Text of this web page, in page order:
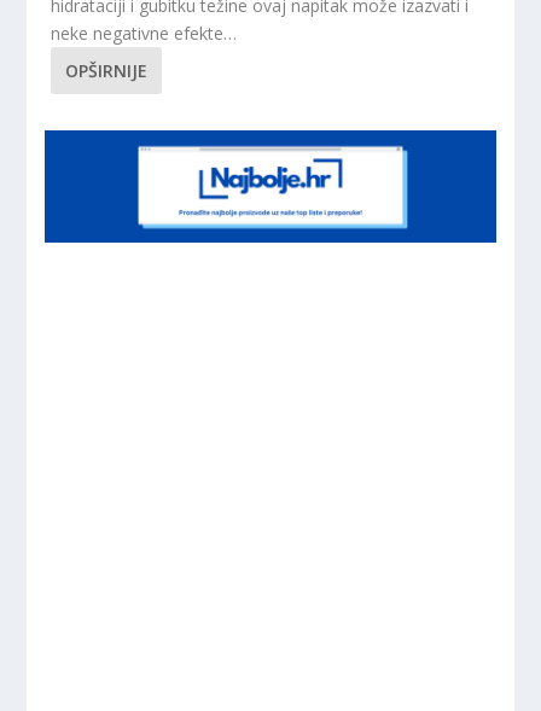
hidrataciji i gubitku težine ovaj napitak može izazvati i
neke negativne efekte…
OPŠIRNIJE